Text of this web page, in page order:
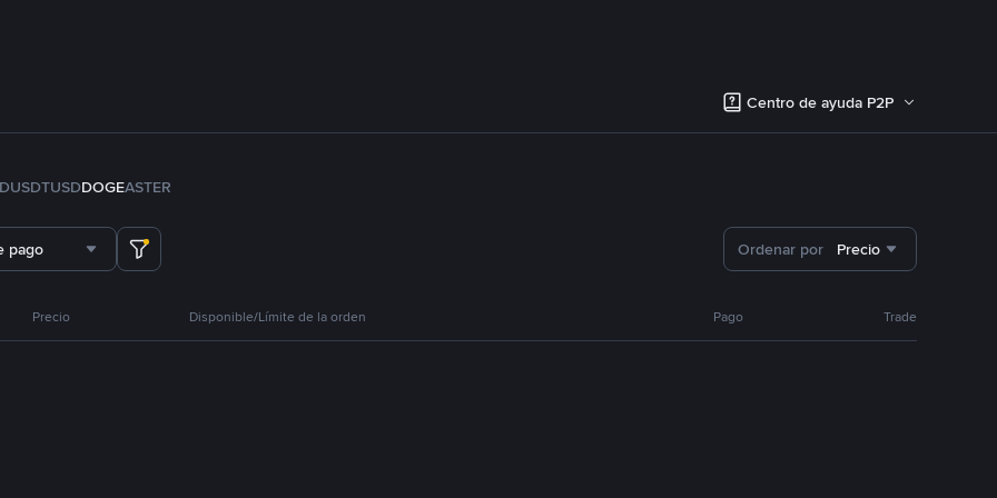
Centro de ayuda P2P
TUSDDOGEASTER
pago Ordenar por Precio
Precio Disponible/Límite de la orden Pago Trade